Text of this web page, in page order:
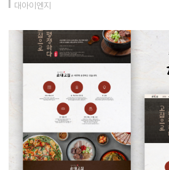
대아이엔지